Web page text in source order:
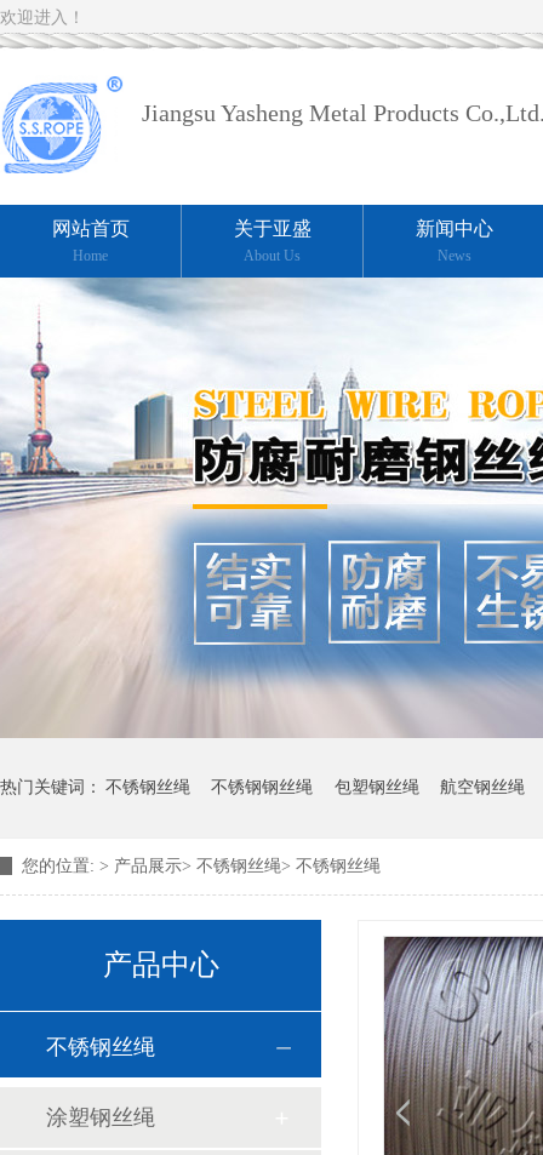
欢迎进入！
Jiangsu Yasheng Metal Products
网站首页
Home
关于亚盛
About Us
新闻中心
News
热门关键词： 不锈钢丝绳 不锈钢钢丝绳 包塑钢丝绳 航空钢丝绳
您的位置: > 产品展示> 不锈钢丝绳> 不锈钢丝绳
产品中心
不锈钢丝绳
涂塑钢丝绳